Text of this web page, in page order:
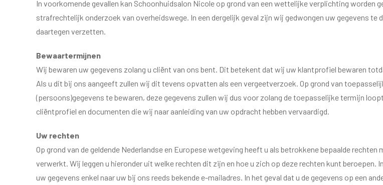
In voorkomende gevallen kan Schoonhuidsalon Nicole op grond van een wettelijke verplichting worden
strafrechtelijk onderzoek van overheidswege. In een dergelijk geval zijn wij gedwongen uw gegevens te
daartegen verzetten.
Bewaartermijnen
Wij bewaren uw gegevens zolang u cliënt van ons bent. Dit betekent dat wij uw klantprofiel bewaren
Als u dit bij ons aangeeft zullen wij dit tevens opvatten als een vergeetverzoek. Op grond van
(persoons)gegevens te bewaren, deze gegevens zullen wij dus voor zolang de toepasselijke termijn
cliëntprofiel en documenten die wij naar aanleiding van uw opdracht hebben vervaardigd.
Uw rechten
Op grond van de geldende Nederlandse en Europese wetgeving heeft u als betrokkene bepaalde
verwerkt. Wij leggen u hieronder uit welke rechten dit zijn en hoe u zich op deze rechten kunt
uw gegevens enkel naar uw bij ons reeds bekende e-mailadres. In het geval dat u de gegevens op een